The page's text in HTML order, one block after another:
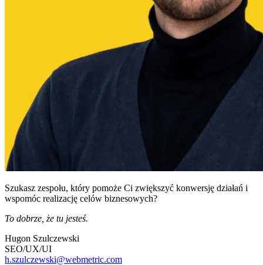
Szukasz zespołu, który pomoże Ci zwiększyć konwersję działań i
wspomóc realizację celów biznesowych?
To dobrze, że tu jesteś.
Hugon Szulczewski
SEO/UX/UI
h.szulczewski@webmetric.com